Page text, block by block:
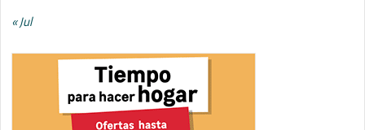
« Jul